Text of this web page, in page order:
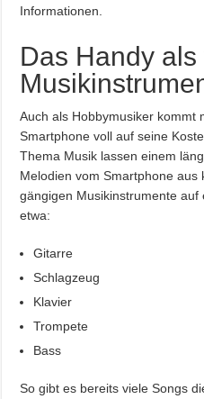
Informationen.
Das Handy
Auch als Hobbymusiker kommt
Smartphone voll auf seine
Thema Musik lassen einem
Melodien vom Smartphone
gängigen Musikinstrumente auf
etwa:
Gitarre
Schlagzeug
Klavier
Trompete
Bass
So gibt es bereits viele Songs